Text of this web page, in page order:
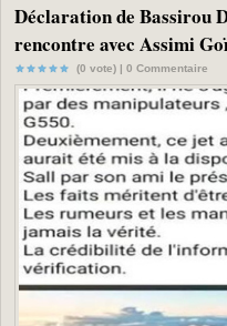
Déclaration de Bassirou
rencontre avec Assimi
(0 vote) | 0 Commentaire